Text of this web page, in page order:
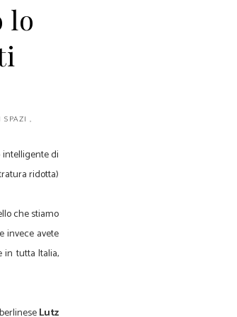
lo
SPAZI
intelligente di
ridotta)
che stiamo
invece avete
in tutta Italia,
Lutz